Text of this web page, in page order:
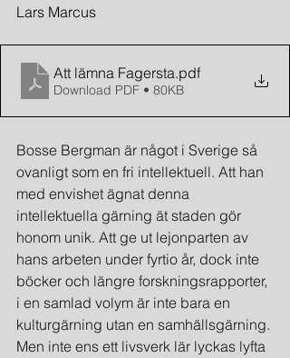
Lars Marcus
Att lämna Fagersta.pdf
Download PDF • 80KB
Bosse Bergman är något i Sverige så
ovanligt som en fri intellektuell. Att han
med envishet ägnat denna
intellektuella gärning ät staden gör
honom unik. Att ge ut lejonparten av
hans arbeten under fyrtio år, dock inte
böcker och längre forskningsrapporter,
i en samlad volym är inte bara en
kulturgärning utan en samhällsgärning.
Men inte ens ett livsverk lär lyckas lyfta